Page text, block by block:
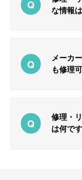
な情報
メーカ
も修理
修理・
は何で